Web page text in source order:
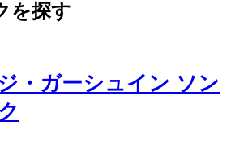
を探す
・ガーシュイン ソン